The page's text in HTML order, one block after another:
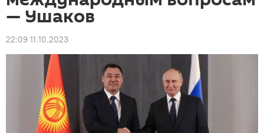
— Ушаков
22:09 11.10.2023